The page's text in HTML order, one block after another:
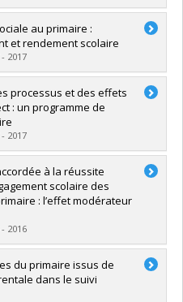
au primaire :
et rendement scolaire
2017
processus et des effets
: un programme de
2017
à la réussite
scolaire des
: l’effet modérateur
2016
du primaire issus de
dans le suivi